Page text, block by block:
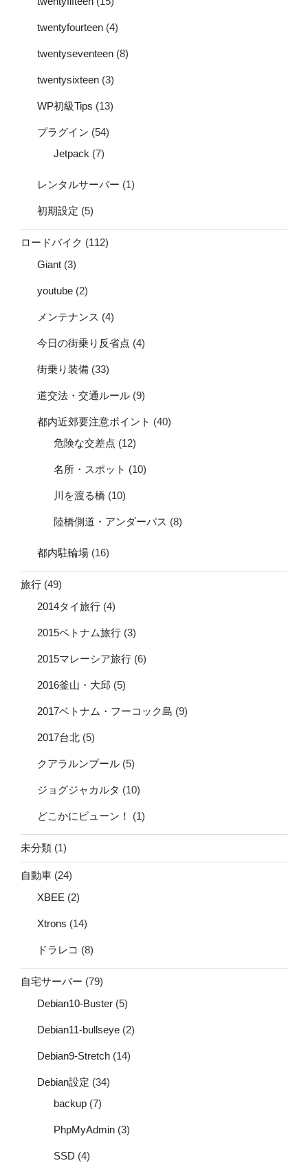
twentyfourteen (4)
twentyseventeen (8)
twentysixteen (3)
WP初級Tips (13)
プラグイン (54)
Jetpack (7)
レンタルサーバー (1)
初期設定 (5)
ロードバイク (112)
Giant (3)
youtube (2)
メンテナンス (4)
今日の街乗り反省点 (4)
街乗り装備 (33)
道交法・交通ルール (9)
都内近郊要注意ポイント (40)
危険な交差点 (12)
名所・スポット (10)
川を渡る橋 (10)
陸橋側道・アンダーパス (8)
都内駐輪場 (16)
旅行 (49)
2014タイ旅行 (4)
2015ベトナム旅行 (3)
2015マレーシア旅行 (6)
2016釜山・大邱 (5)
2017ベトナム・フーコック島 (9)
2017台北 (5)
クアラルンプール (5)
ジョグジャカルタ (10)
どこかにビューン！ (1)
未分類 (1)
自動車 (24)
XBEE (2)
Xtrons (14)
ドラレコ (8)
自宅サーバー (79)
Debian10-Buster (5)
Debian11-bullseye (2)
Debian9-Stretch (14)
Debian設定 (34)
backup (7)
PhpMyAdmin (3)
SSD (4)